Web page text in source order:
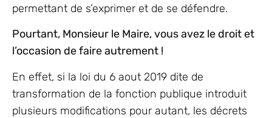
permettant de s’exprimer et de se défendre.
Pourtant, Monsieur le Maire, vous avez le droit et
l’occasion de faire autrement !
En effet, si la loi du 6 aout 2019 dite de
transformation de la fonction publique introduit
plusieurs modifications pour autant, les décrets